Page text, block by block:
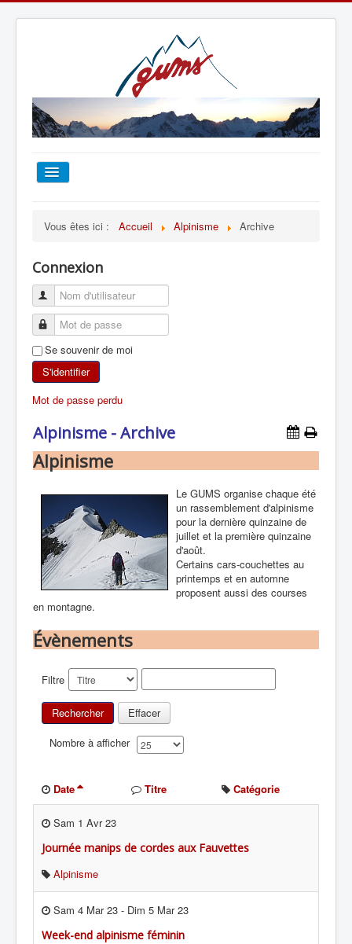
ESCALADE
ALPINISME
SKI DE RANDONNÉE
RANDONNÉE PÉDESTRE
RANDONNÉE SPORTIVE
Vous êtes ici : Accueil Alpinisme Archive
Connexion
Se souvenir de moi
S'identifier
Mot de passe perdu
Alpinisme - Archive
Alpinisme
Le GUMS organise chaque été
un rassemblement d'alpinisme
pour la dernière quinzaine de
juillet et la première quinzaine
d'août.
Certains cars-couchettes au
printemps et en automne
proposent aussi des courses
en montagne.
Évènements
Filtre
Rechercher
Effacer
Nombre à afficher
Date Titre Catégorie
Sam 1 Avr 23
Journée manips de cordes aux Fauvettes
Alpinisme
Sam 4 Mar 23 - Dim 5 Mar 23
Week-end alpinisme féminin